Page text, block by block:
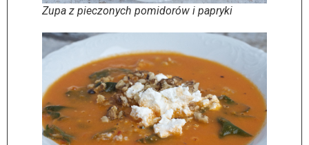
Zupa z pieczonych pomidorów i papryki